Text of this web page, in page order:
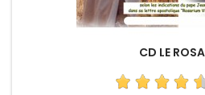
CD LE